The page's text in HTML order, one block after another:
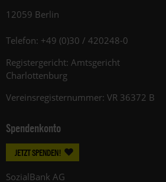
12059 Berlin
Telefon: +49 (0)30 / 420248-0
Registergericht: Amtsgericht
Charlottenburg
Vereinsregisternummer: VR 36372 B
Spendenkonto
JETZT SPENDEN!
SozialBank AG